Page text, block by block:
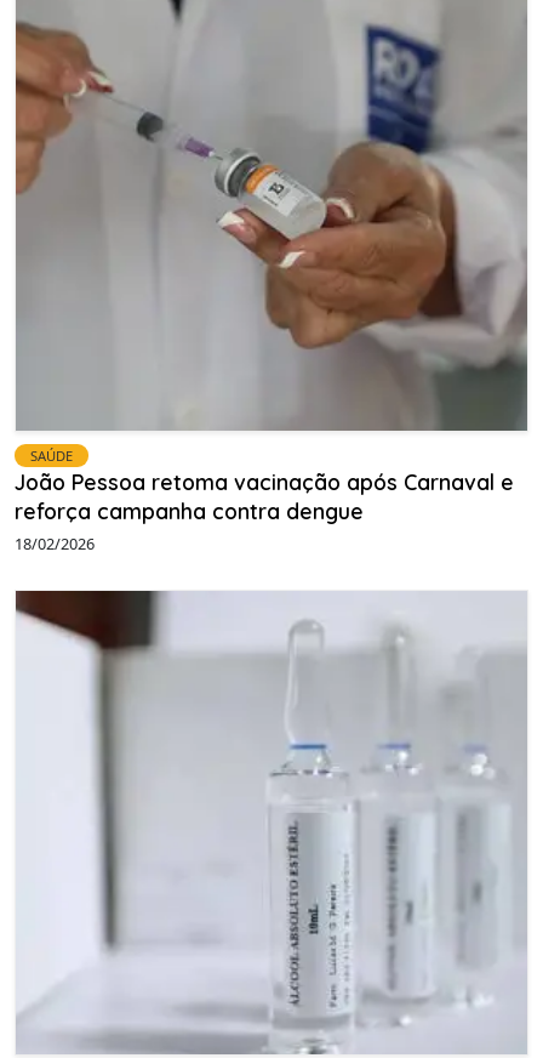
SAÚDE
João Pessoa retoma vacinação após Carnaval e
reforça campanha contra dengue
18/02/2026